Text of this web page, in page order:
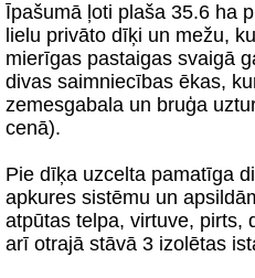
Īpašumā ļoti plaša 35.6 ha
lielu privāto dīķi un mežu,
mierīgas pastaigas svaigā
divas saimniecības ēkas,
zemesgabala un bruģa
cenā).
Pie dīķa uzcelta pamatīga
apkures sistēmu un
atpūtas telpa, virtuve, pirts,
arī otrajā stāvā 3 izolētas